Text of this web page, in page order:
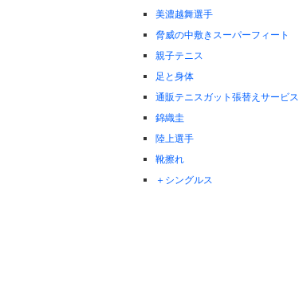
美濃越舞選手
脅威の中敷きスーパーフィート
親子テニス
足と身体
通販テニスガット張替えサービス
錦織圭
陸上選手
靴擦れ
＋シングルス